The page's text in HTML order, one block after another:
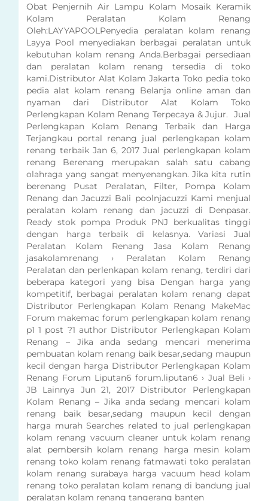
Obat Penjernih Air Lampu Kolam Mosaik Keramik
Kolam Peralatan Kolam Renang
Oleh:LAYYAPOOLPenyedia peralatan kolam renang
Layya Pool menyediakan berbagai peralatan untuk
kebutuhan kolam renang Anda.Berbagai persediaan
dan peralatan kolam renang tersedia di toko
kami.Distributor Alat Kolam Jakarta Toko pedia toko
pedia alat kolam renang Belanja online aman dan
nyaman dari Distributor Alat Kolam Toko
Perlengkapan Kolam Renang Terpecaya & Jujur. Jual
Perlengkapan Kolam Renang Terbaik dan Harga
Terjangkau portal renang jual perlengkapan kolam
renang terbaik Jan 6, 2017 Jual perlengkapan kolam
renang Berenang merupakan salah satu cabang
olahraga yang sangat menyenangkan. Jika kita rutin
berenang Pusat Peralatan, Filter, Pompa Kolam
Renang dan Jacuzzi Bali poolnjacuzzi Kami menjual
peralatan kolam renang dan jacuzzi di Denpasar.
Ready stok pompa Produk PNJ berkualitas tinggi
dengan harga terbaik di kelasnya. Variasi Jual
Peralatan Kolam Renang Jasa Kolam Renang
jasakolamrenang › Peralatan Kolam Renang
Peralatan dan perlenkapan kolam renang, terdiri dari
beberapa kategori yang bisa Dengan harga yang
kompetitif, berbagai peralatan kolam renang dapat
Distributor Perlengkapan Kolam Renang MakeMac
Forum makemac forum perlengkapan kolam renang
p1 1 post ?1 author Distributor Perlengkapan Kolam
Renang – Jika anda sedang mencari menerima
pembuatan kolam renang baik besar,sedang maupun
kecil dengan harga Distributor Perlengkapan Kolam
Renang Forum Liputan6 forum.liputan6 › Jual Beli ›
JB Lainnya Jun 21, 2017 Distributor Perlengkapan
Kolam Renang – Jika anda sedang mencari kolam
renang baik besar,sedang maupun kecil dengan
harga murah Searches related to jual perlengkapan
kolam renang vacuum cleaner untuk kolam renang
alat pembersih kolam renang harga mesin kolam
renang toko kolam renang fatmawati toko peralatan
kolam renang surabaya harga vacuum head kolam
renang toko peralatan kolam renang di bandung jual
peralatan kolam renang tangerang banten